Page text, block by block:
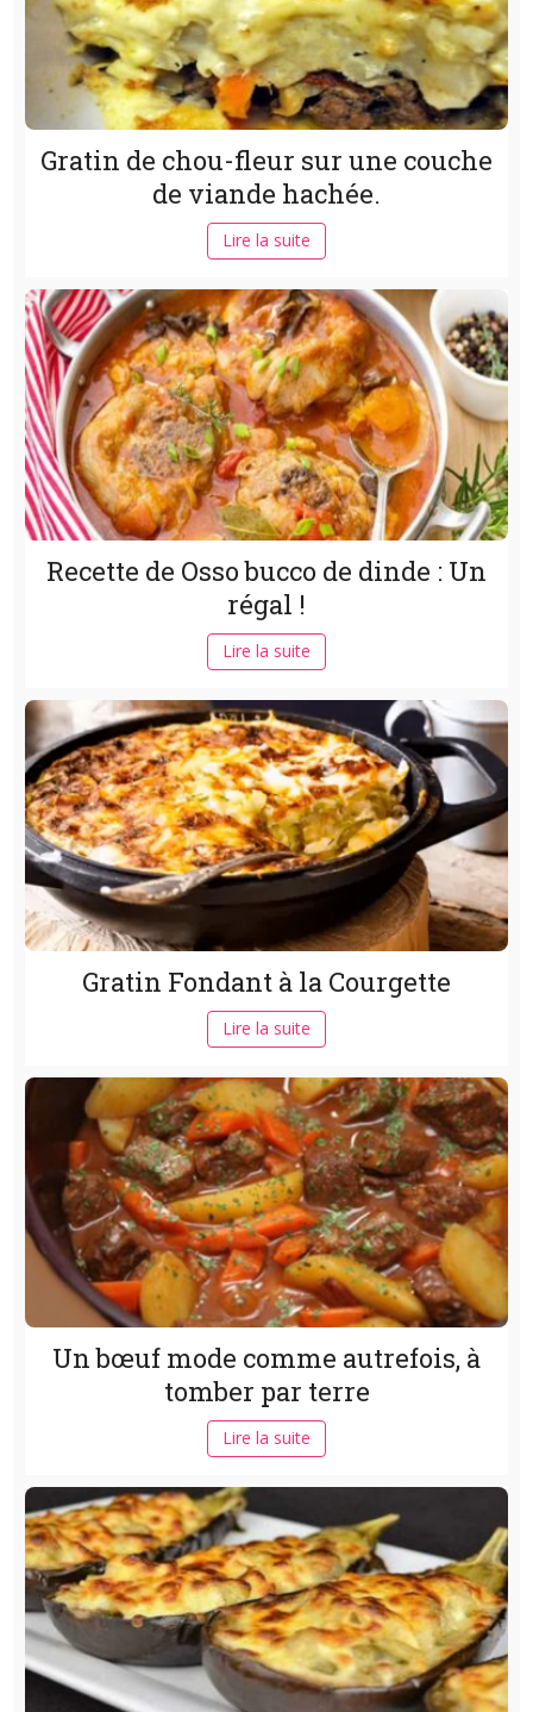
Gratin de chou-fleur sur une couche
de viande hachée.
Lire la suite
Recette de Osso bucco de dinde : Un
régal !
Lire la suite
Gratin Fondant à la Courgette
Lire la suite
Un bœuf mode comme autrefois, à
tomber par terre
Lire la suite